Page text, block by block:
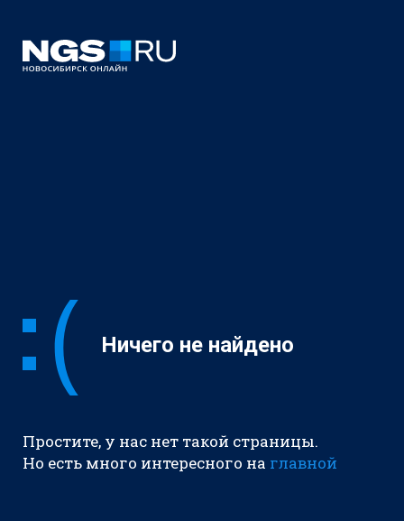
Ничего не найдено
Простите, у нас нет такой страницы.
Но есть много интересного на главной